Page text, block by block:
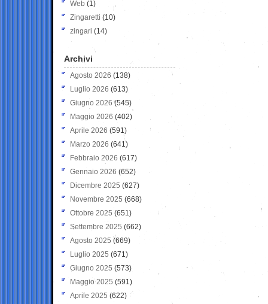
Web (1)
Zingaretti (10)
zingari (14)
Archivi
Agosto 2026 (138)
Luglio 2026 (613)
Giugno 2026 (545)
Maggio 2026 (402)
Aprile 2026 (591)
Marzo 2026 (641)
Febbraio 2026 (617)
Gennaio 2026 (652)
Dicembre 2025 (627)
Novembre 2025 (668)
Ottobre 2025 (651)
Settembre 2025 (662)
Agosto 2025 (669)
Luglio 2025 (671)
Giugno 2025 (573)
Maggio 2025 (591)
Aprile 2025 (622)